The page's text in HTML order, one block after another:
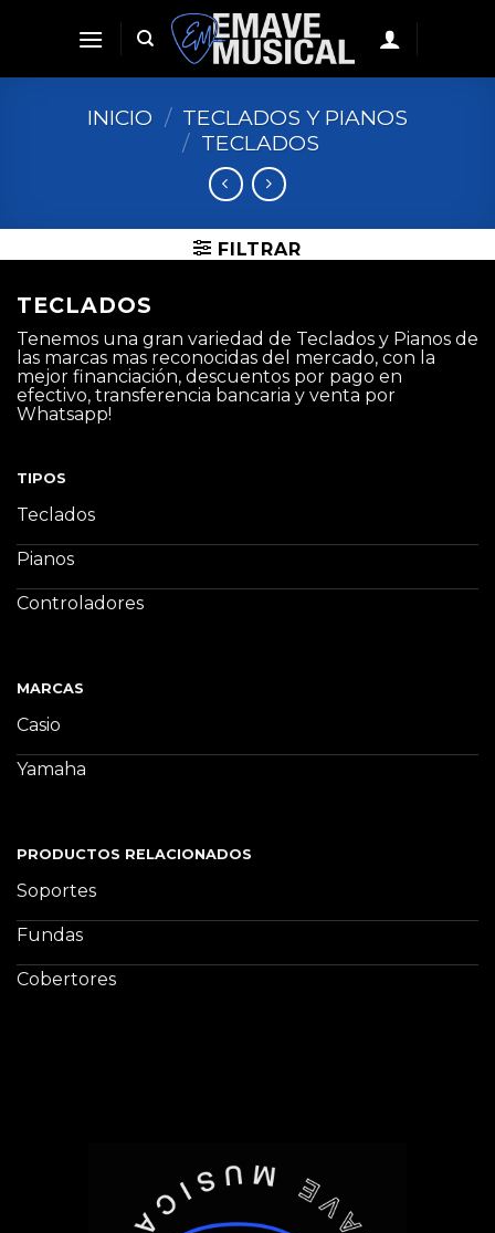
INICIO / TECLADOS Y PIANOS
/ TECLADOS
FILTRAR
TECLADOS
Tenemos una gran variedad de Teclados y Pianos de
las marcas mas reconocidas del mercado, con la
mejor financiación, descuentos por pago en
efectivo, transferencia bancaria y venta por
Whatsapp!
TIPOS
Teclados
Pianos
Controladores
MARCAS
Casio
Yamaha
PRODUCTOS RELACIONADOS
Soportes
Fundas
Cobertores